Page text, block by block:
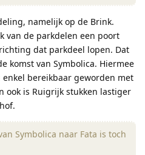
namelijk op de Brink.
van de parkdelen een poort
dat parkdeel lopen. Dat
komst van Symbolica. Hiermee
bereikbaar geworden met
ook is Ruigrijk stukken lastiger
Symbolica naar Fata is toch